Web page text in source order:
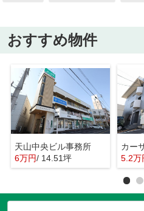
おすすめ物件
天山中央ビル事務所
6万円/ 14.51坪
カー
5.2万